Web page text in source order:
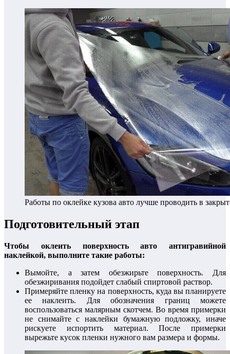
Работы по оклейке кузова авто лучше проводить в
Подготовительный этап
Чтобы оклеить поверхность авто антигравийной
наклейкой, выполните такие работы:
Вымойте, а затем обезжирьте поверхность. Для
обезжиривания подойдет слабый спиртовой раствор.
Примеряйте пленку на поверхность, куда вы планируете
ее наклеить. Для обозначения границ можете
воспользоваться малярным скотчем. Во время примерки
не снимайте с наклейки бумажную подложку, иначе
рискуете испортить материал. После примерки
вырежьте кусок пленки нужного вам размера и формы.